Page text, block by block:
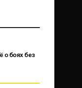
о боях без